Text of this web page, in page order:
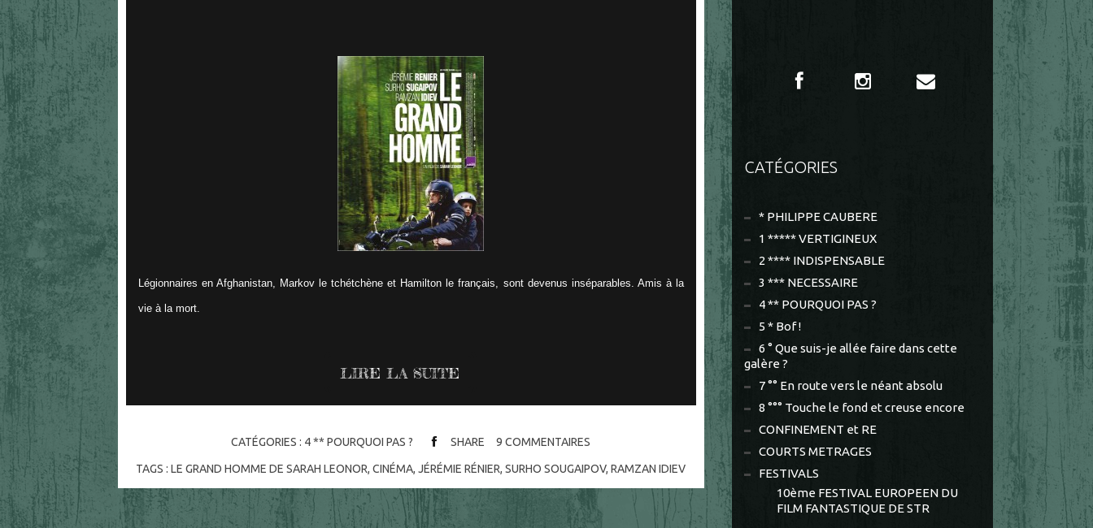
Légionnaires en Afghanistan, Markov le tchétchène et Hamilton le français, sont devenus inséparables. Amis à la
vie à la mort.
LIRE LA SUITE
CATÉGORIES : 4 ** POURQUOI PAS ? SHARE 9 COMMENTAIRES
TAGS :LE GRAND HOMME DE SARAH LEONOR,CINÉMA,JÉRÉMIE RÉNIER,SURHO SOUGAIPOV,RAMZAN IDIEV
CATÉGORIES
* PHILIPPE CAUBERE
1 ***** VERTIGINEUX
2 **** INDISPENSABLE
3 *** NECESSAIRE
4 ** POURQUOI PAS ?
5 * Bof !
6 ° Que suis-je allée faire dans cette
galère ?
7 °° En route vers le néant absolu
8 °°° Touche le fond et creuse encore
CONFINEMENT et RE
COURTS METRAGES
FESTIVALS
10ème FESTIVAL EUROPEEN DU
FILM FANTASTIQUE DE STR